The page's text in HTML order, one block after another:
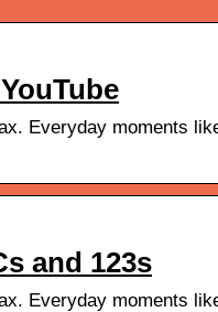
Everyday moments
and 123s
Everyday moments